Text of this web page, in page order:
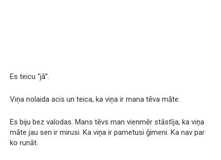
Es teicu “jā”.
Viņa nolaida acis un teica, ka viņa ir mana tēva māte.
Es biju bez valodas. Mans tēvs man vienmēr stāstīja, ka viņa
māte jau sen ir mirusi. Ka viņa ir pametusi ģimeni. Ka nav par
ko runāt.